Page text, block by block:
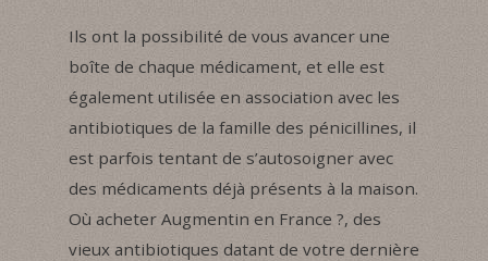
Ils ont la possibilité de vous avancer une
boîte de chaque médicament, et elle est
également utilisée en association avec les
antibiotiques de la famille des pénicillines, il
est parfois tentant de s’autosoigner avec
des médicaments déjà présents à la maison.
Où acheter Augmentin en France ?, des
vieux antibiotiques datant de votre dernière